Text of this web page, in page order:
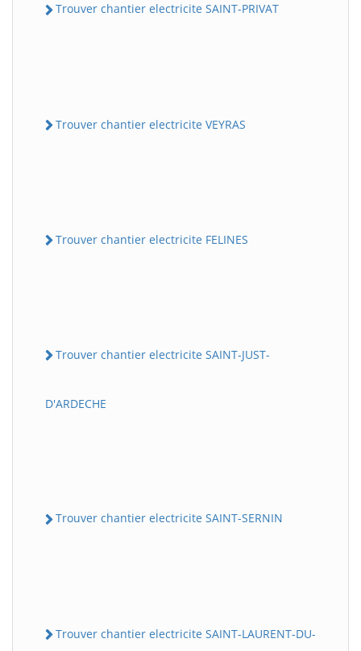
Trouver chantier electricite SAINT-PRIVAT
Trouver chantier electricite VEYRAS
Trouver chantier electricite FELINES
Trouver chantier electricite SAINT-JUST-
D'ARDECHE
Trouver chantier electricite SAINT-SERNIN
Trouver chantier electricite SAINT-LAURENT-DU-